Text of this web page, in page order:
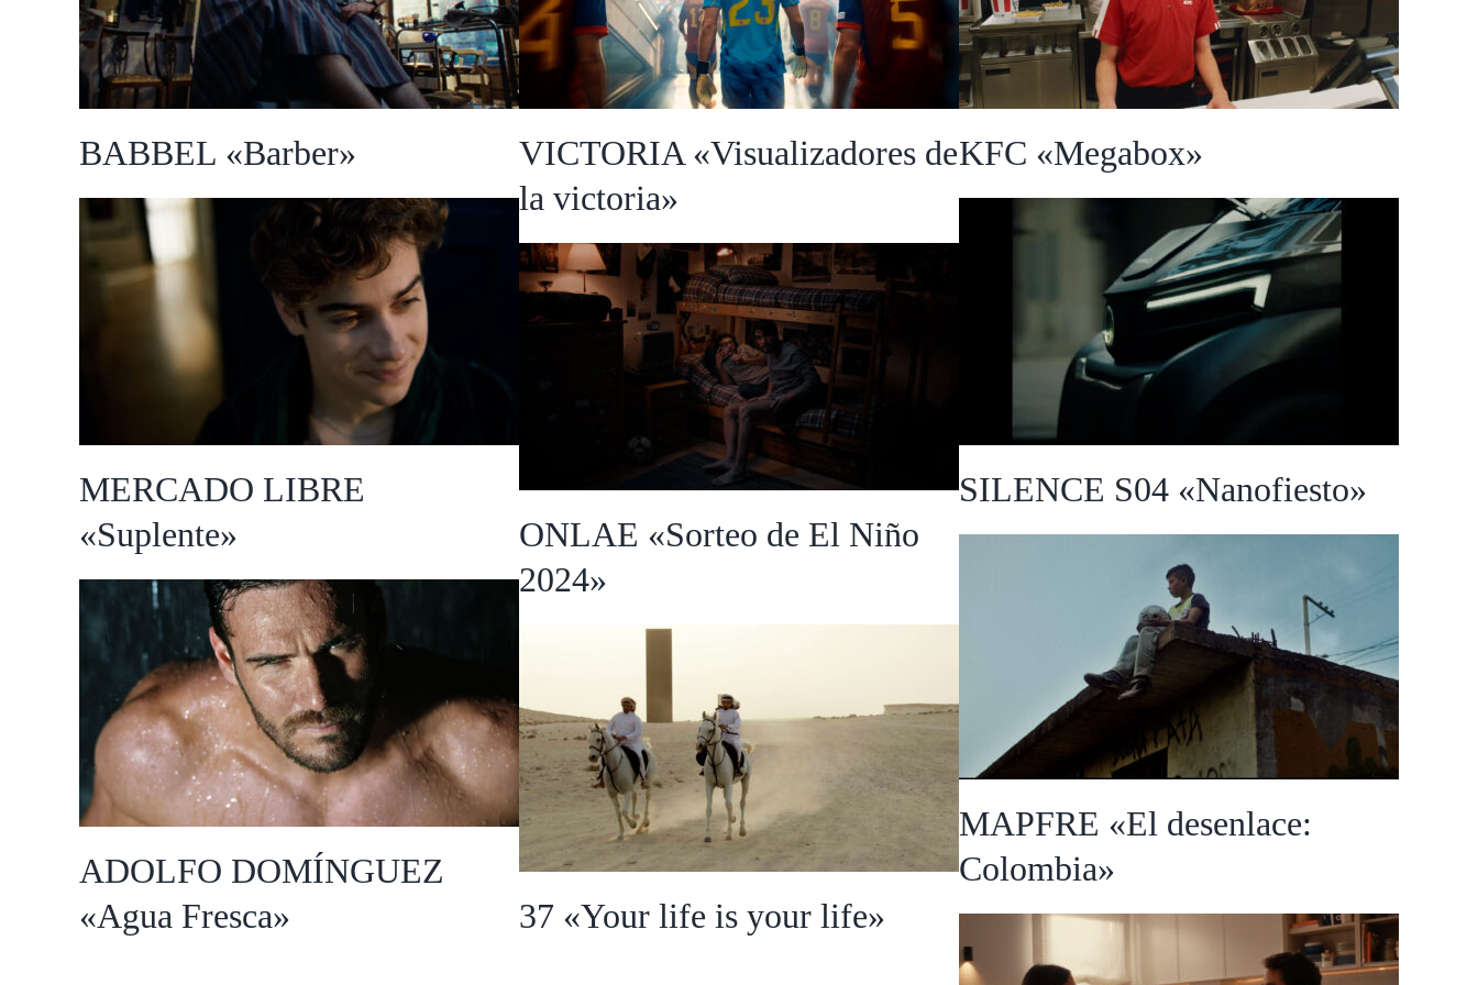
BABBEL «Barber»
de la victoria»
VICTORIA «Visualizadores de
la victoria»
KFC «Megabox»
MERCADO LIBRE
«Suplente»
MERCADO LIBRE
«Suplente»
SILENCE S04 «Nanofiesto»
SILENCE S04 «Nanofiesto»
ONLAE «Sorteo de El Niño
2024»
ONLAE «Sorteo de El Niño
2024»
MAPFRE «El desenlace:
Colombia»
MAPFRE «El desenlace:
Colombia»
ADOLFO DOMÍNGUEZ
«Agua Fresca»
ADOLFO DOMÍNGUEZ
«Agua Fresca»
37 «Your life is your life»
37 «Your life is your life»